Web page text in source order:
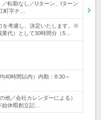
／転勤なし／Uターン、Iターン
町字チ…
を考慮し、決定いたします。※
業代）として30時間分（5…
40時間以内）内勤：8:30～
他／会社カレンダーによる）
始休暇創立記…